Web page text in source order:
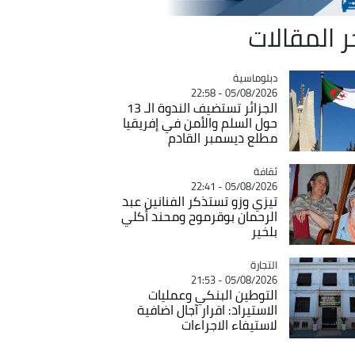
المقالات
Catégorie
دبلوماسية
05/08/2026 - 22:58
الجزائر تستضيف الندوة الـ 13
حول السلم والأمن في إفريقيا
مطلع ديسمبر القادم
Catégorie
ثقافة
05/08/2026 - 22:41
تيزي وزو تستذكر الفنانين عبد
الرحمان بوقرموح ومحند أكلي
بلخير
Catégorie
التجارة
05/08/2026 - 21:53
التوطين البنكي وعمليات
الاستيراد: اقرار آجال اضافية
لاستيفاء الاجراءات